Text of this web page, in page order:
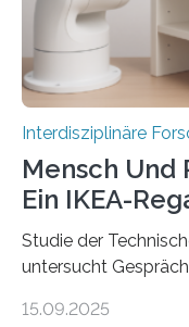
Interdisziplinäre
Mensch Und
Ein IKEA-
Studie der
untersucht
Podcast. Bereits
15.09.2025